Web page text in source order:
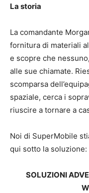
La storia
La comandante
fornitura di materiali
e scopre che
alle sue chiamate.
scomparsa
spaziale, cerca i
riuscire a tornare a
Noi di SuperMobile
qui sotto la soluzione:
SOLUZIONI